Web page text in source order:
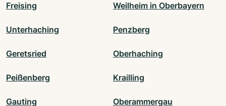
Freising Weilheim in Oberbayern
Unterhaching Penzberg
Geretsried Oberhaching
Peißenberg Krailling
Gauting Oberammergau